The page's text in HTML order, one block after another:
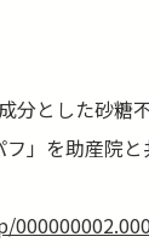
分とした砂
」を助産院